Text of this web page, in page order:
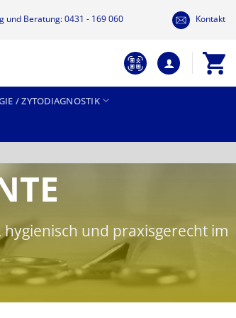
und Beratung: 0431 - 169 060 Kontakt
/ ZYTODIAGNOSTIK
und praxisgerecht im